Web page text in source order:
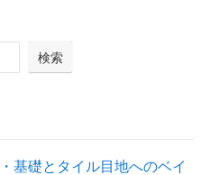
検索
基礎とタイル目地へのベイ